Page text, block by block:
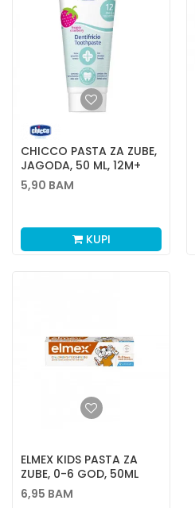
CHICCO PASTA ZA ZUBE,
JAGODA, 50 ML, 12M+
5,90 BAM
KUPI
ELMEX KIDS PASTA ZA
ZUBE, 0-6 GOD, 50ML
6,95 BAM